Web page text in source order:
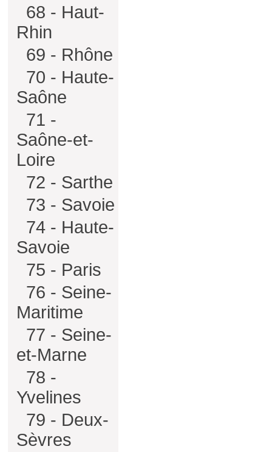
68 - Haut-
Rhin
69 - Rhône
70 - Haute-
Saône
71 -
Saône-et-
Loire
72 - Sarthe
73 - Savoie
74 - Haute-
Savoie
75 - Paris
76 - Seine-
Maritime
77 - Seine-
et-Marne
78 -
Yvelines
79 - Deux-
Sèvres